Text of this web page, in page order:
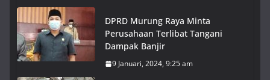
DPRD Murung Raya Minta
Perusahaan Terlibat Tangani
Dampak Banjir
9 Januari, 2024, 9:25 am